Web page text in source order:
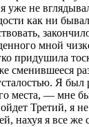
уже не
как ни
мной
придушила
сменившееся
Я был
места, — мне
Третий, я
нахуя я все же